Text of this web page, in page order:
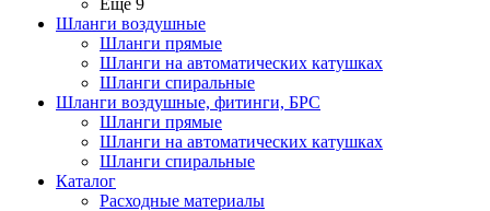
Ещё 9
Шланги воздушные
Шланги прямые
Шланги на автоматических катушках
Шланги спиральные
Шланги воздушные, фитинги, БРС
Шланги прямые
Шланги на автоматических катушках
Шланги спиральные
Каталог
Расходные материалы